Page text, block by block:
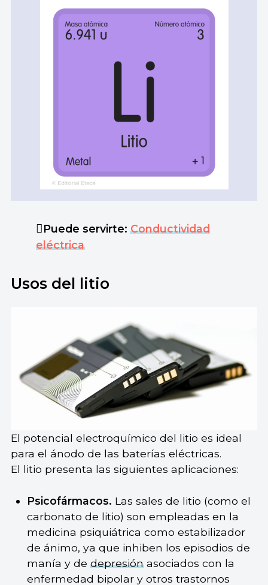
Puede servirte:Conductividad
eléctrica
Usos del litio
El potencial electroquímico del litio es ideal
para el ánodo de las baterías eléctricas.
El litio presenta las siguientes aplicaciones:
Psicofármacos. Las sales de litio (como el
carbonato de litio) son empleadas en la
medicina psiquiátrica como estabilizador
de ánimo, ya que inhiben los episodios de
manía y dedepresiónasociados con la
enfermedad bipolar y otros trastornos